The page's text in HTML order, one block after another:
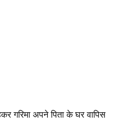
गरिमा अपने पिता के घर वापिस